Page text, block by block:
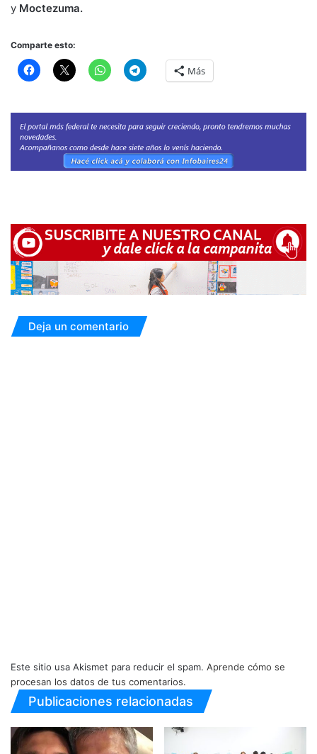
y Moctezuma.
Comparte esto:
Más
Deja un comentario
Este sitio usa Akismet para reducir el spam. Aprende cómo se
procesan los datos de tus comentarios.
Publicaciones relacionadas